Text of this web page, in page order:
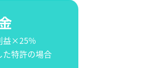
益×25%
特許の場合